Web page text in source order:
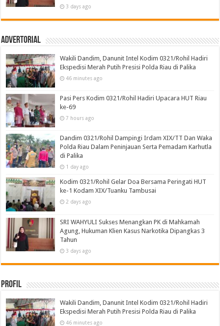
3 days ago
Advertorial
Wakili Dandim, Danunit Intel Kodim 0321/Rohil Hadiri
Ekspedisi Merah Putih Presisi Polda Riau di Palika
46 minutes ago
Pasi Pers Kodim 0321/Rohil Hadiri Upacara HUT Riau
ke-69
7 hours ago
Dandim 0321/Rohil Dampingi Irdam XIX/TT Dan Waka
Polda Riau Dalam Peninjauan Serta Pemadam Karhutla
di Palika
1 day ago
Kodim 0321/Rohil Gelar Doa Bersama Peringati HUT
ke-1 Kodam XIX/Tuanku Tambusai
2 days ago
SRI WAHYULI Sukses Menangkan PK di Mahkamah
Agung, Hukuman Klien Kasus Narkotika Dipangkas 3
Tahun
3 days ago
Profil
Wakili Dandim, Danunit Intel Kodim 0321/Rohil Hadiri
Ekspedisi Merah Putih Presisi Polda Riau di Palika
46 minutes ago